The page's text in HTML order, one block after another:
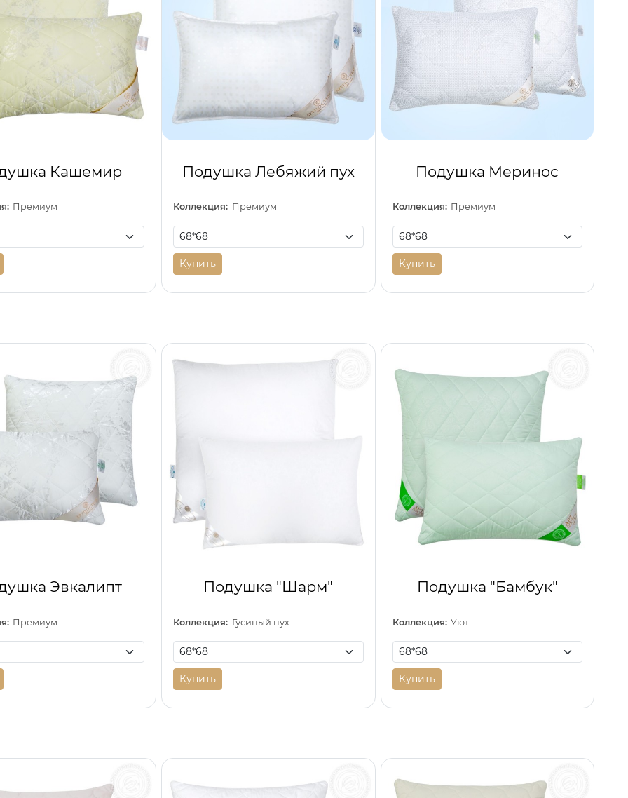
Кашемир
Премиум
Подушка Лебяжий пух
Коллекция: Премиум
Купить
Подушка Меринос
Коллекция: Премиум
Купить
Эвкалипт
Премиум
Подушка "Шарм"
Коллекция: Гусиный пух
Купить
Подушка "Бамбук"
Коллекция: Уют
Купить